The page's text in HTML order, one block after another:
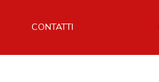
CONTATTI